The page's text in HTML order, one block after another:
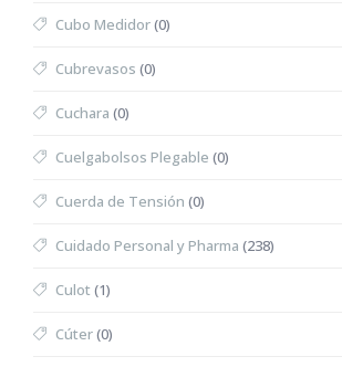
Cubo Medidor(0)
Cubrevasos (0)
Cuchara (0)
Cuelgabolsos Plegable (0)
Cuerda de Tensión (0)
Cuidado Personal y Pharma (238)
Culot (1)
Cúter(0)